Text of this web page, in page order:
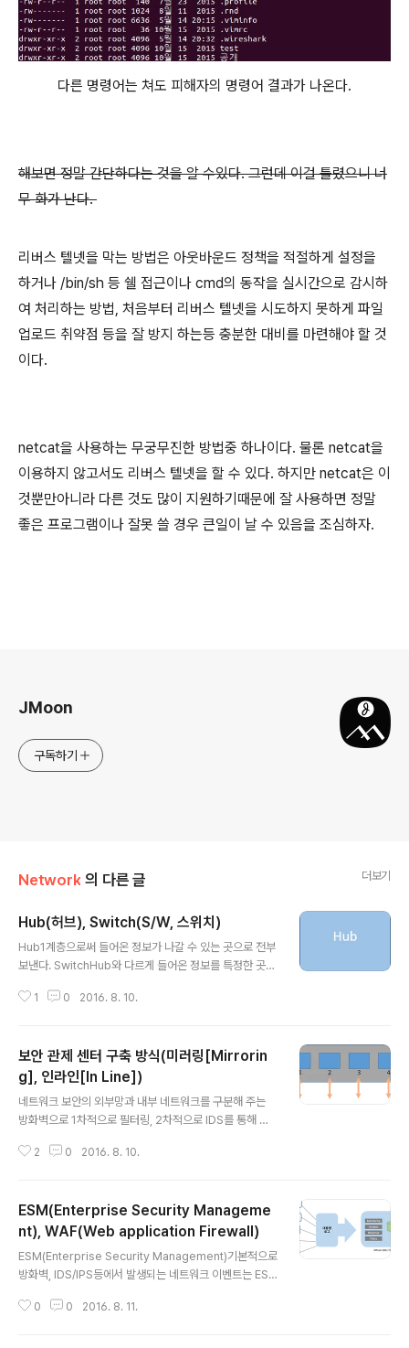
다른 명령어는 쳐도 피해자의 명령어 결과가 나온다.
해보면 정말 간단하다는 것을 알 수있다. 그런데 이걸 틀렸으니 너
무 화가 난다.
리버스 텔넷을 막는 방법은 아웃바운드 정책을 적절하게 설정을
하거나 /bin/sh 등 쉘 접근이나 cmd의 동작을 실시간으로 감시하
여 처리하는 방법, 처음부터 리버스 텔넷을 시도하지 못하게 파일
업로드 취약점 등을 잘 방지 하는등 충분한 대비를 마련해야 할 것
이다.
netcat을 사용하는 무궁무진한 방법중 하나이다. 물론 netcat을
이용하지 않고서도 리버스 텔넷을 할 수 있다. 하지만 netcat은 이
것뿐만아니라 다른 것도 많이 지원하기때문에 잘 사용하면 정말
좋은 프로그램이나 잘못 쓸 경우 큰일이 날 수 있음을 조심하자.
JMoon
구독하기
Network 의 다른 글 더보기
Hub(허브), Switch(S/W, 스위치)
Hub1계층으로써 들어온 정보가 나갈 수 있는 곳으로 전부
보낸다. SwitchHub와 다르게 들어온 정보를 특정한 곳으
내부에 있는 처리장치는 4Gb/s가 되어야 최대 부하가 걸
1 0 2016. 8. 10.
보안 관제 센터 구축 방식(미러링[Mirrorin
g], 인라인[In Line])
네트워크 보안의 외부망과 내부 네트워크를 구분해 주는
방화벽으로 1차적으로 필터링, 2차적으로 IDS를 통해 공
방법으로 미러링 방식과 인라인 방식이 있다. 1. 미러링 방
본을 모니터링 하는 방식 TAP장비란 Network상의 한 구
간에 이동하는 Packet Data를 복사하여 Monitor 장비
로 보내주는 역할을 하는 가장 기본적인 TAP, UTP TAP,
Fiber TAP, WAN용 TAP의 종류가 있다. 포트 미러링은
네트워크 스위치의 어떤 한 포트에서 보이는 모든 네트워
크 패킷 혹은 전체 VLAN의 모든 패킷들을 다른 모니터링
2 0 2016. 8. 10.
ESM(Enterprise Security Manageme
nt), WAF(Web application Firewall)
ESM(Enterprise Security Management)기본적으로
방화벽, IDS/IPS등에서 발생되는 네트워크 이벤트는 ES
로 관리 할 수 있다. ESM은 방화벽, IPS/IDS 이외에 VPN.
0 0 2016. 8. 11.